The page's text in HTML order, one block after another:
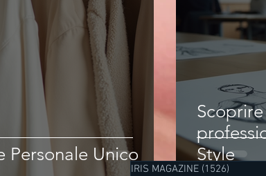
Personale Unico
Style
IRIS MAGAZINE (1526)